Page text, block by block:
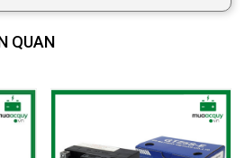
QUAN